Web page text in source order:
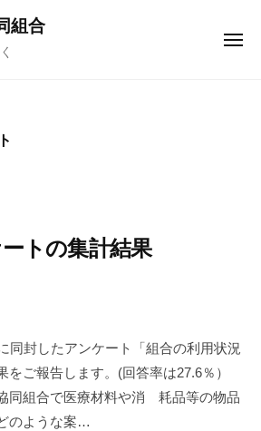
組合
メ
トの集計結果
同封したアンケート「組合の利用状況
をご報告します。(回答率は27.6％）
同組合で医療材料や消 耗品等の物品
のような案…